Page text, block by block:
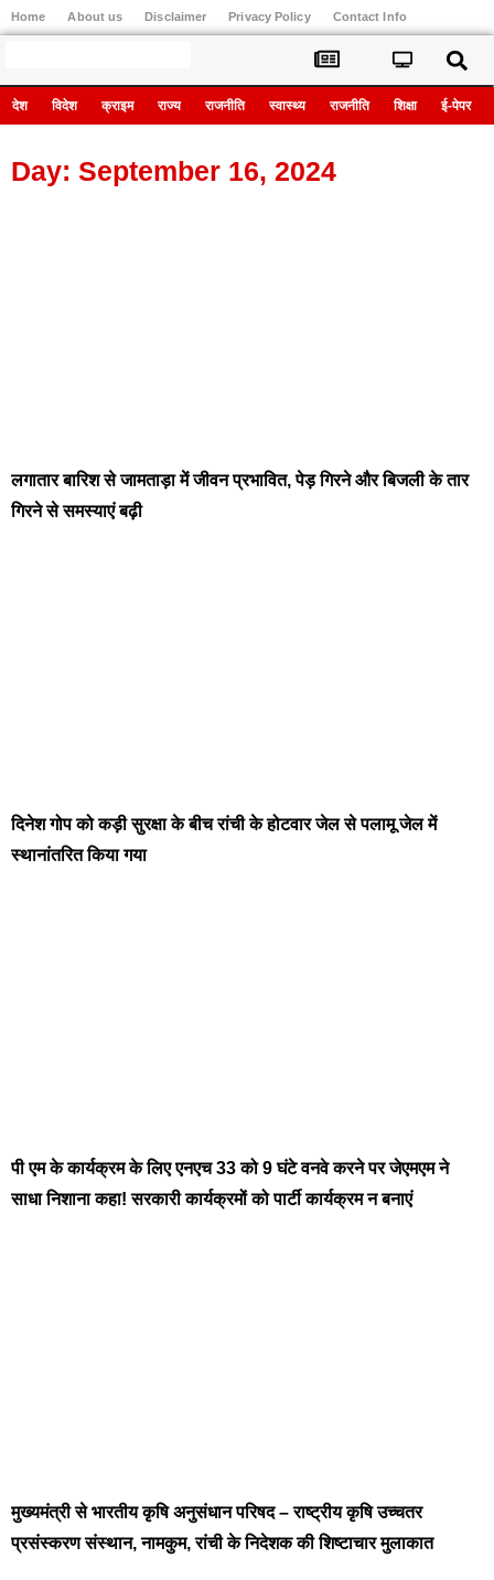
Home About us Disclaimer Privacy Policy Contact Info
देश विदेश क्राइम राज्य राजनीति स्वास्थ्य राजनीति शिक्षा ई-पेपर
Day: September 16, 2024
लगातार बारिश से जामताड़ा में जीवन प्रभावित, पेड़ गिरने और बिजली के तार
गिरने से समस्याएं बढ़ी
दिनेश गोप को कड़ी सुरक्षा के बीच रांची के होटवार जेल से पलामू जेल में
स्थानांतरित किया गया
पी एम के कार्यक्रम के लिए एनएच 33 को 9 घंटे वनवे करने पर जेएमएम ने
साधा निशाना कहा! सरकारी कार्यक्रमों को पार्टी कार्यक्रम न बनाएं
मुख्यमंत्री से भारतीय कृषि अनुसंधान परिषद – राष्ट्रीय कृषि उच्चतर
प्रसंस्करण संस्थान, नामकुम, रांची के निदेशक की शिष्टाचार मुलाकात